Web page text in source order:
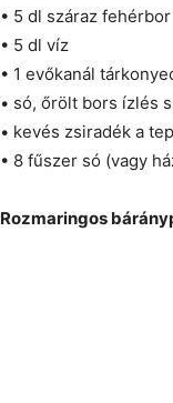
• 5 dl száraz fehérbor
• 5 dl víz
• 1 evőkanál
• só, őrölt bors ízlés
• kevés zsiradék a
• 8 fűszer só (vagy
Rozmaringos